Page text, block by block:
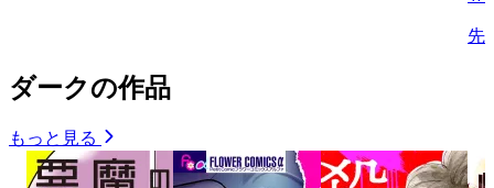
先
ダークの作品
もっと見る